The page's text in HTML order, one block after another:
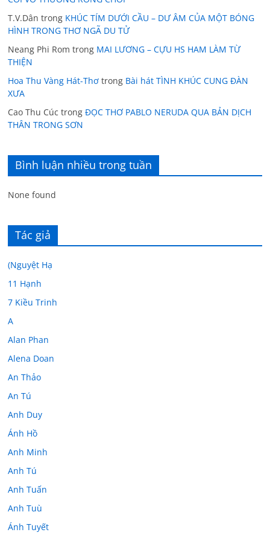
T.V.Dân trong KHÚC TÍM DƯỚI CẦU – DƯ ÂM CỦA MỘT BÓNG
HÌNH TRONG THƠ NGÃ DU TỬ
Neang Phi Rom trong MAI LƯƠNG – CỰU HS HAM LÀM TỪ
THIỆN
Hoa Thu Vàng Hát-Thơ trong Bài hát TÌNH KHÚC CUNG ĐÀN
XƯA
Cao Thu Cúc trongĐỌC THƠ PABLO NERUDA QUA BẢN DỊCH
THÂN TRONG SƠN
Bình luận nhiều trong tuần
None found
Tác giả
(Nguyệt Hạ
11 Hạnh
7 Kiều Trinh
A
Alan Phan
Alena Doan
An Thảo
An Tú
Anh Duy
Ánh Hồ
Anh Minh
Anh Tú
Anh Tuấn
Anh Tuù
Ánh Tuyết